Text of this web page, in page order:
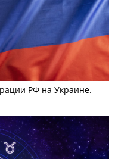
РФ на Украине.